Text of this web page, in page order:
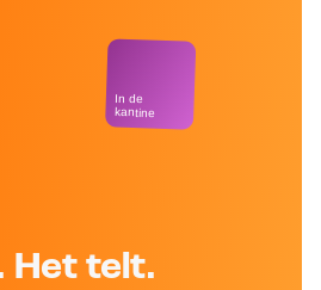
Het telt.
In de
kantine